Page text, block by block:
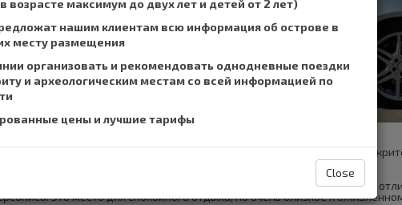
возрасте максимум до двух лет и детей от 2 лет)
нашим клиентам всю информация об острове в
месту размещения
организовать и рекомендовать однодневные поездки
и археологическим местам со всей информацией по
цены и лучшие тарифы
Close
к западу от Херсониса. Район Аниссарасас - чрезвычайно красивое
от Херсониса. Хотя эти районы находятся очень близко, они
Это место для спокойного отдыха, но очень близкое к